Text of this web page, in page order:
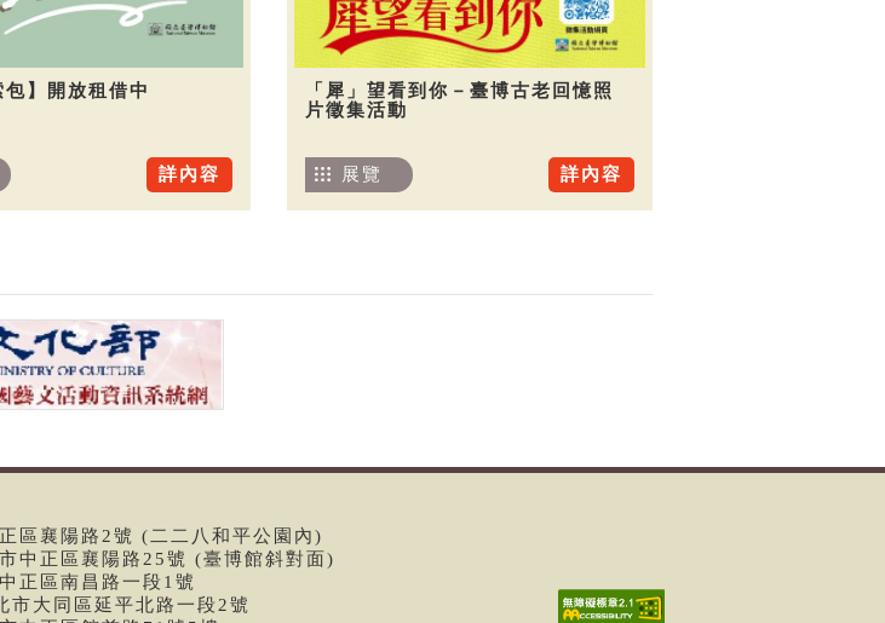
包】開放租借中
詳內容
「犀」望看到你－臺博古老回憶照
片徵集活動
詳內容
展覽
區襄陽路2號 (二二八和平公園內)
中正區襄陽路25號 (臺博館斜對面)
正區南昌路一段1號
大同區延平北路一段2號